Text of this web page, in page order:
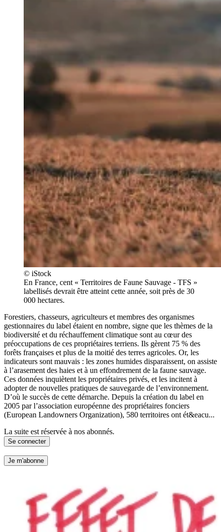
© iStock
En France, cent « Territoires de Faune Sauvage - TFS »
labellisés devrait être atteint cette année, soit près de 30
000 hectares.
Forestiers, chasseurs, agriculteurs et membres des organismes
gestionnaires du label étaient en nombre, signe que les thèmes de la
biodiversité et du réchauffement climatique sont au cœur des
préoccupations de ces propriétaires terriens. Ils gèrent 75 % des
forêts françaises et plus de la moitié des terres agricoles. Or, les
indicateurs sont mauvais : les zones humides disparaissent, on assiste
à l’arasement des haies et à un effondrement de la faune sauvage.
Ces données inquiètent les propriétaires privés, et les incitent à
adopter de nouvelles pratiques de sauvegarde de l’environnement.
D’où le succès de cette démarche. Depuis la création du label en
2005 par l’association européenne des propriétaires fonciers
(European Landowners Organization), 580 territoires ont ét&eacu...
La suite est réservée à nos abonnés.
Se connecter
Je m'abonne